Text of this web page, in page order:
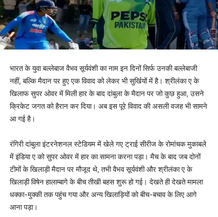
भारत के युवा बल्लेबाज वैभव सूर्यवंशी का नाम इन दिनों सिर्फ उनकी बल्लेबाजी
नहीं, बल्कि मैदान पर हुए एक विवाद को लेकर भी सुर्खियों में है। श्रीलंका ए के
खिलाफ सुपर ओवर में मिली हार के बाद दांबुला के मैदान पर जो कुछ हुआ, उसने
क्रिकेट जगत को हैरान कर दिया। अब इस पूरे विवाद की असली वजह भी सामने
आ गई है।
रंगिरी दांबुला इंटरनेशनल स्टेडियम में खेले गए ट्राई सीरीज के रोमांचक मुकाबले
में इंडिया ए को सुपर ओवर में हार का सामना करना पड़ा। मैच के बाद जब दोनों
टीमों के खिलाड़ी मैदान पर मौजूद थे, तभी वैभव सूर्यवंशी और श्रीलंका ए के
खिलाड़ी विषेन हालाम्बागे के बीच तीखी बहस शुरू हो गई। देखते ही देखते मामला
धक्का-मुक्की तक पहुंच गया और अन्य खिलाड़ियों को बीच-बचाव के लिए आगे
आना पड़ा।